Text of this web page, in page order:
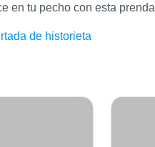
en tu pecho con esta
de historieta